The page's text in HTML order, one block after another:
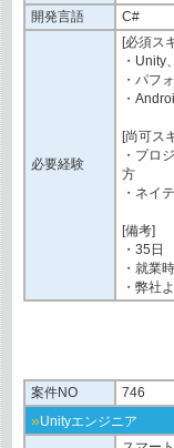
開発言語
C#
必要経験
[必須ス
・Unity
・パフ
・
[尚可ス
・プロ
方
・ネイ
[備考]
・35日
・就業
・弊社
案件NO 746
»Unityエンジニア